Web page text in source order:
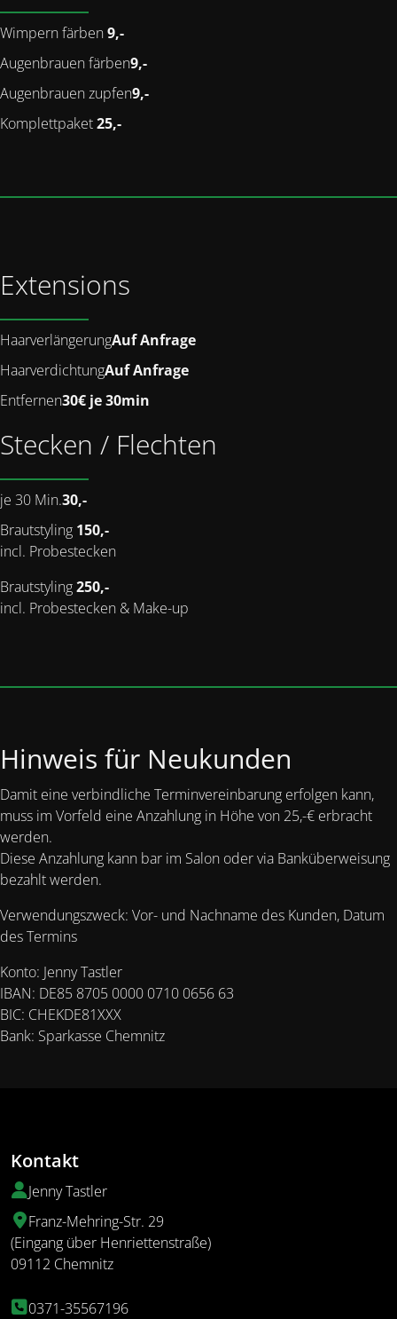
Wimpern färben9,-
Augenbrauen färben9,-
Augenbrauen zupfen9,-
Komplettpaket25,-
Extensions
HaarverlängerungAuf Anfrage
HaarverdichtungAuf Anfrage
Entfernen30€ je 30min
Stecken / Flechten
je 30 Min.30,-
Brautstyling 150,-
incl. Probestecken
Brautstyling250,-
incl. Probestecken & Make-up
Hinweis für Neukunden
Damit eine verbindliche Terminvereinbarung erfolgen kann,
muss im Vorfeld eine Anzahlung in Höhe von 25,-€ erbracht
werden.
Diese Anzahlung kann bar im Salon oder via Banküberweisung
bezahlt werden.
Verwendungszweck: Vor- und Nachname des Kunden, Datum
des Termins
Konto: Jenny Tastler
IBAN: DE85 8705 0000 0710 0656 63
BIC: CHEKDE81XXX
Bank: Sparkasse Chemnitz
Kontakt
Jenny Tastler
Franz-Mehring-Str. 29
(Eingang über Henriettenstraße)
09112 Chemnitz
0371-35567196